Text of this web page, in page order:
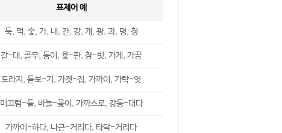
표제어 예
둑, 먹, 숯, 가, 내, 간, 강, 개, 광, 과, 명, 청
갈-대, 골무, 동이, 윷-판, 참-빗, 가게, 가끔
도라지, 돋보-기, 가겟-집, 가까이, 가락-엿
미끄럼-틀, 바늘-꽂이, 가까스로, 강동-대다
가까이-하다, 나근-거리다, 타닥-거리다